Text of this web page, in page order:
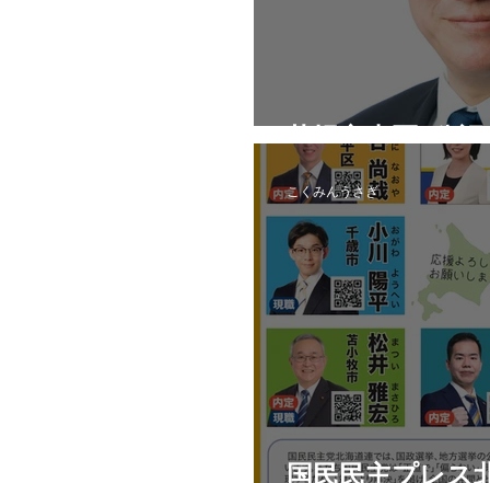
札幌市東区_公
国民民主プレス
こくみんうさぎ